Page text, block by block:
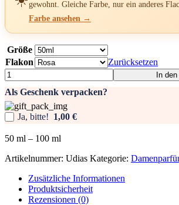
gewohnt. Gleiche Farbe, nur ein anderes
Farbe ansehen →
Größe
Flakon
Zurücksetzen
Als Geschenk verpacken?
Ja, bitte! 1,00 €
Damenparfüm
-
Udias
Menge
In
50 ml – 100 ml
Artikelnummer: Udias Kategorie:
Zusätzliche Informationen
Produktsicherheit
Rezensionen (0)